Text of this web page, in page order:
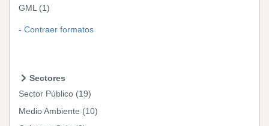
GML (1)
Contraer formatos
Sectores
Sector Público (19)
Medio Ambiente (10)